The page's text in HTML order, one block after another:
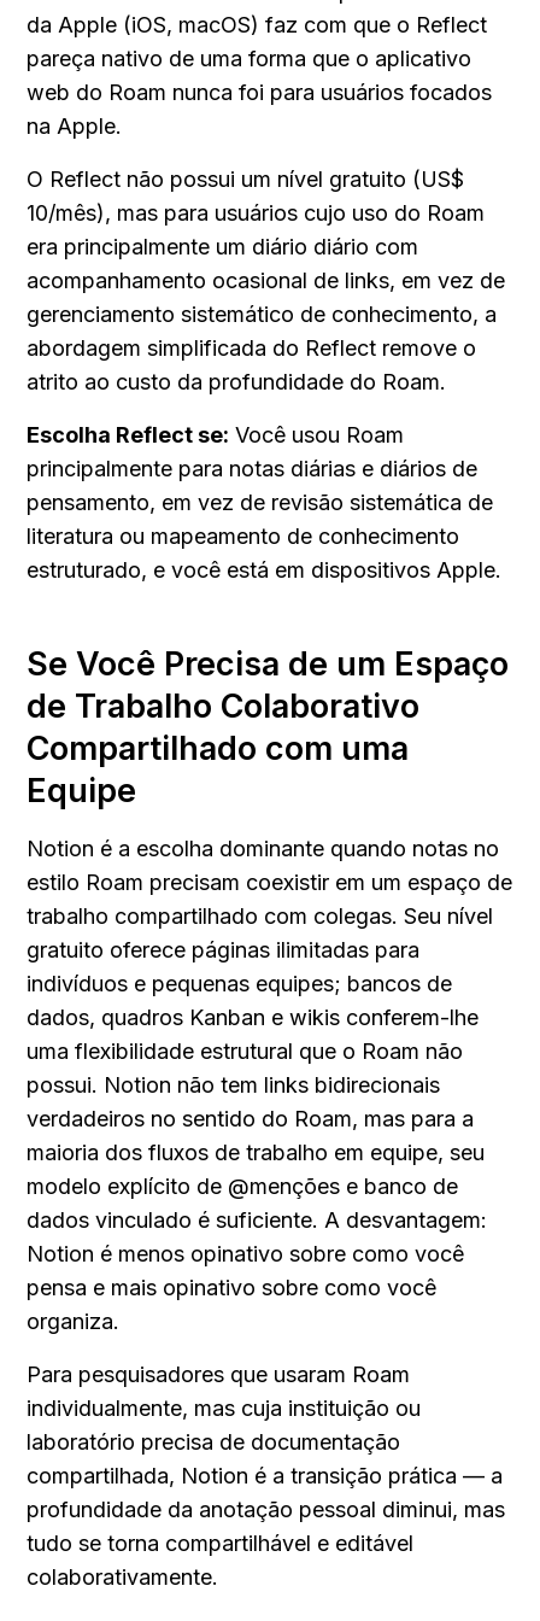
da Apple (iOS, macOS) faz com que o Reflect
pareça nativo de uma forma que o aplicativo
web do Roam nunca foi para usuários focados
na Apple.
O Reflect não possui um nível gratuito (US$
10/mês), mas para usuários cujo uso do Roam
era principalmente um diário diário com
acompanhamento ocasional de links, em vez de
gerenciamento sistemático de conhecimento, a
abordagem simplificada do Reflect remove o
atrito ao custo da profundidade do Roam.
Escolha Reflect se: Você usou Roam
principalmente para notas diárias e diários de
pensamento, em vez de revisão sistemática de
literatura ou mapeamento de conhecimento
estruturado, e você está em dispositivos Apple.
Se Você Precisa de um Espaço
de Trabalho Colaborativo
Compartilhado com uma
Equipe
Notion é a escolha dominante quando notas no
estilo Roam precisam coexistir em um espaço de
trabalho compartilhado com colegas. Seu nível
gratuito oferece páginas ilimitadas para
indivíduos e pequenas equipes; bancos de
dados, quadros Kanban e wikis conferem-lhe
uma flexibilidade estrutural que o Roam não
possui. Notion não tem links bidirecionais
verdadeiros no sentido do Roam, mas para a
maioria dos fluxos de trabalho em equipe, seu
modelo explícito de @menções e banco de
dados vinculado é suficiente. A desvantagem:
Notion é menos opinativo sobre como você
pensa e mais opinativo sobre como você
organiza.
Para pesquisadores que usaram Roam
individualmente, mas cuja instituição ou
laboratório precisa de documentação
compartilhada, Notion é a transição prática — a
profundidade da anotação pessoal diminui, mas
tudo se torna compartilhável e editável
colaborativamente.